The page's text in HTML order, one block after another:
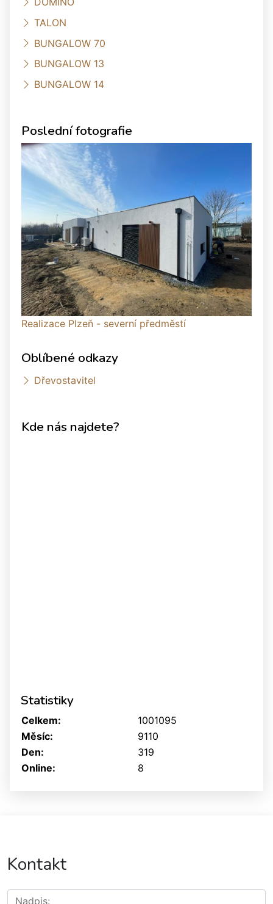
TALON
BUNGALOW 70
BUNGALOW 13
BUNGALOW 14
Poslední fotografie
Realizace Plzeň - severní předměstí
Oblíbené odkazy
Dřevostavitel
Kde nás najdete?
Statistiky
Online: 8
Celkem:
1001095
Měsíc:
9110
Den:
319
Kontakt